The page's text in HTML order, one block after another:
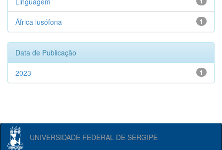
1
África lusófona
Data de Publicação
1
2023
UNIVERSIDADE FEDERAL DE SERGIPE